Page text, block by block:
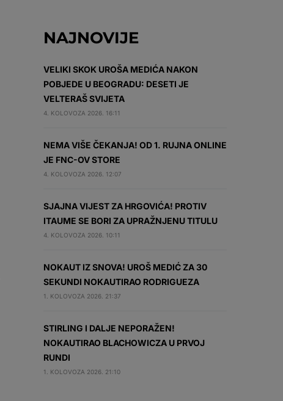
NAJNOVIJE
VELIKI SKOK UROŠA MEDIĆA NAKON
POBJEDE U BEOGRADU: DESETI JE
VELTERAŠ SVIJETA
4. KOLOVOZA 2026. 16:11
NEMA VIŠE ČEKANJA! OD 1. RUJNA ONLINE
JE FNC-OV STORE
4. KOLOVOZA 2026. 12:07
SJAJNA VIJEST ZA HRGOVIĆA! PROTIV
ITAUME SE BORI ZA UPRAŽNJENU TITULU
4. KOLOVOZA 2026. 10:11
NOKAUT IZ SNOVA! UROŠ MEDIĆ ZA 30
SEKUNDI NOKAUTIRAO RODRIGUEZA
1. KOLOVOZA 2026. 21:37
STIRLING I DALJE NEPORAŽEN!
NOKAUTIRAO BLACHOWICZA U PRVOJ
RUNDI
1. KOLOVOZA 2026. 21:10